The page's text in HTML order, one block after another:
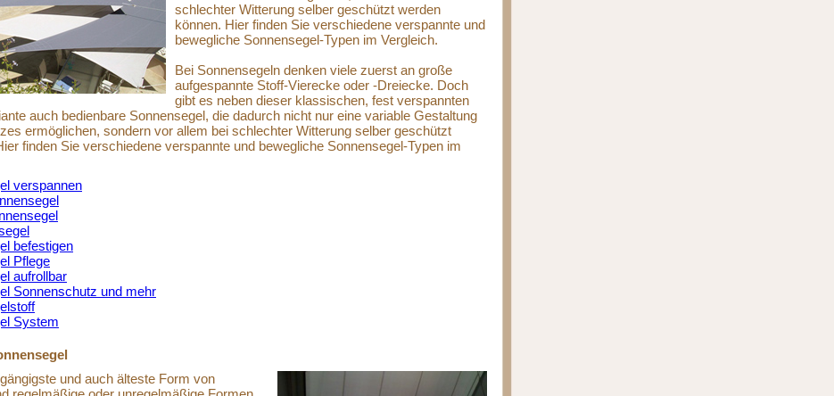
schlechter Witterung selber geschützt werden
können. Hier finden Sie verschiedene verspannte und
bewegliche Sonnensegel-Typen im Vergleich.
Bei Sonnensegeln denken viele zuerst an große
aufgespannte Stoff-Vierecke oder -Dreiecke. Doch
gibt es neben dieser klassischen, fest verspannten
auch bedienbare Sonnensegel, die dadurch nicht nur eine variable Gestaltung
ermöglichen, sondern vor allem bei schlechter Witterung selber geschützt
finden Sie verschiedene verspannte und bewegliche Sonnensegel-Typen im
verspannen
befestigen
Pflege
aufrollbar
Sonnenschutz und mehr
System
und auch älteste Form von